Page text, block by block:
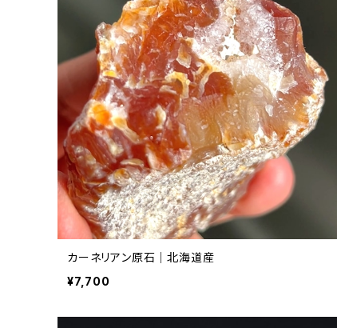
カーネリアン原石｜北海道産
¥7,700